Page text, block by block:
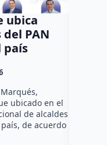
ubica
PAN
país
ubicado en el
de alcaldes
de acuerdo